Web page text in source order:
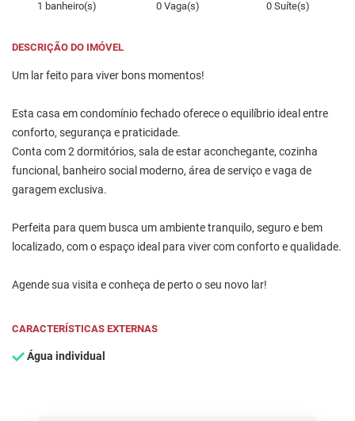
1 banheiro(s) 0 Vaga(s) 0 Suíte(s)
DESCRIÇÃO DO IMÓVEL
Um lar feito para viver bons momentos!
Esta casa em condomínio fechado oferece o equilíbrio ideal entre
conforto, segurança e praticidade.
Conta com 2 dormitórios, sala de estar aconchegante, cozinha
funcional, banheiro social moderno, área de serviço e vaga de
garagem exclusiva.
Perfeita para quem busca um ambiente tranquilo, seguro e bem
localizado, com o espaço ideal para viver com conforto e qualidade.
Agende sua visita e conheça de perto o seu novo lar!
CARACTERÍSTICAS EXTERNAS
Água individual